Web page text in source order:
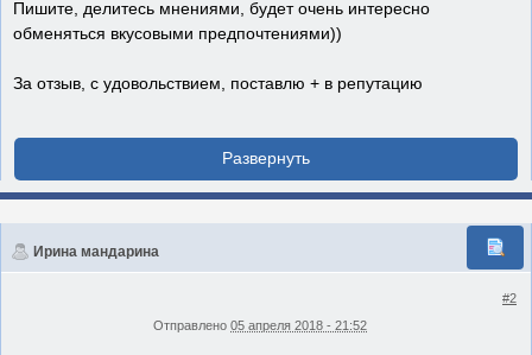
Пишите, делитесь мнениями, будет очень интересно
обменяться вкусовыми предпочтениями))
За отзыв, с удовольствием, поставлю + в репутацию
Ирина мандарина
#2
Отправлено 05 апреля 2018 - 21:52